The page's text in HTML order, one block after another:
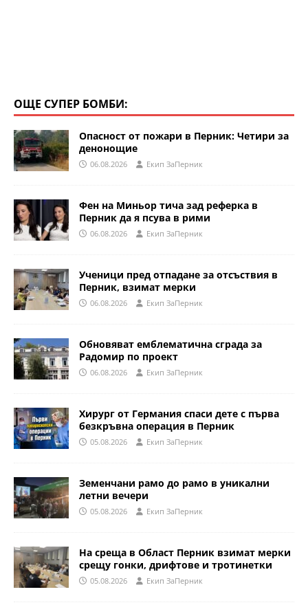
ОЩЕ СУПЕР БОМБИ:
Опасност от пожари в Перник: Четири за
денонощие
06.08.2026 Eкип ЗаПерник
Фен на Миньор тича зад реферка в
Перник да я псува в рими
06.08.2026 Eкип ЗаПерник
Ученици пред отпадане за отсъствия в
Перник, взимат мерки
06.08.2026 Eкип ЗаПерник
Обновяват емблематична сграда за
Радомир по проект
06.08.2026 Eкип ЗаПерник
Хирург от Германия спаси дете с първа
безкръвна операция в Перник
05.08.2026 Eкип ЗаПерник
Земенчани рамо до рамо в уникални
летни вечери
05.08.2026 Eкип ЗаПерник
На среща в Област Перник взимат мерки
срещу гонки, дрифтове и тротинетки
05.08.2026 Eкип ЗаПерник